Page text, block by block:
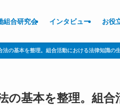
組合研究会 インタビュー お役
法の基本を整理。組合活動における法律知識の
の基本を整理。組